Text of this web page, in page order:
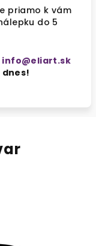
priamo k vám
do 5
info@eliart.sk